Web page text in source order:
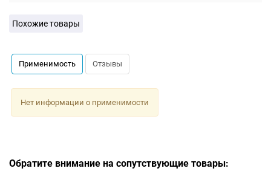
Похожие товары
Применимость Отзывы
Нет информации о применимости
Обратите внимание на сопутствующие товары: